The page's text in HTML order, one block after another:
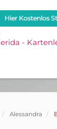
Hier Kostenlos
-
Alessandra